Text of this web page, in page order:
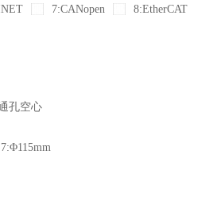
7:CANopen
8:EtherCAT
孔空心
7:Φ115mm